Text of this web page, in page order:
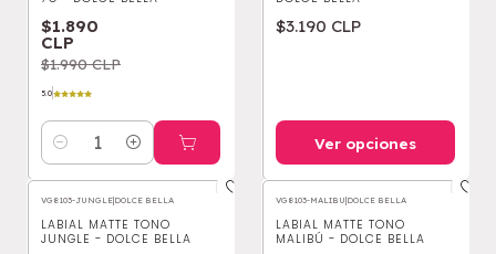
$1.890
CLP
$1.990 CLP
5.0
Cantidad
$3.190 CLP
Ver opciones
VG8103-JUNGLE|DOLCE BELLA
LABIAL MATTE TONO
JUNGLE - DOLCE BELLA
VG8103-MALIBU|DOLCE BELLA
LABIAL MATTE TONO
MALIBÚ - DOLCE BELLA